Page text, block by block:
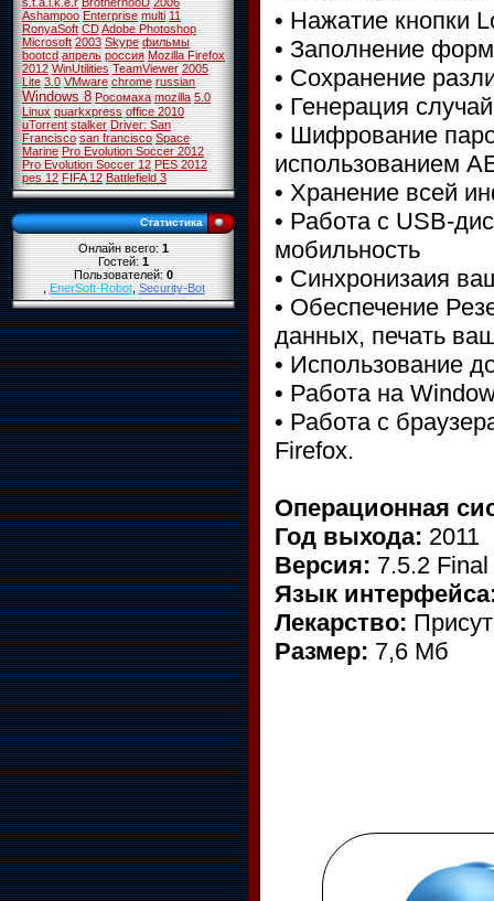
Ashampoo Enterprise multi 11
RonyaSoft CDAdobe Photoshop
Microsoft 2003 Skype фильмы
bootcd апрель россия Mozilla Firefox
2012 WinUtilities TeamViewer 2005
Lite 3.0 VMware chrome russian
Windows 8 Росомаха mozilla 5.0
Linux quarkxpress office 2010
uTorrent stalker Driver: San
Francisco san francisco Space
Marine Pro Evolution Soccer 2012
Pro Evolution Soccer 12 PES 2012
pes 12 FIFA 12 Battlefield 3
Статистика
Онлайн всего:1
Гостей:1
Пользователей:0
,EnerSoft-Robot,Security-Bot
• Нажатие кнопки
• Заполнение
• Сохранение
• Генерация
• Шифрование
использованием
• Хранение всей
• Работа с USB-
мобильность
• Синхронизаия
• Обеспечение
данных, печать
• Использование
• Работа на
• Работа с
Firefox.
Операционная
Год выхода: 2011
Версия: 7.5.2 Final
Язык
Лекарство:
Размер: 7,6 Мб